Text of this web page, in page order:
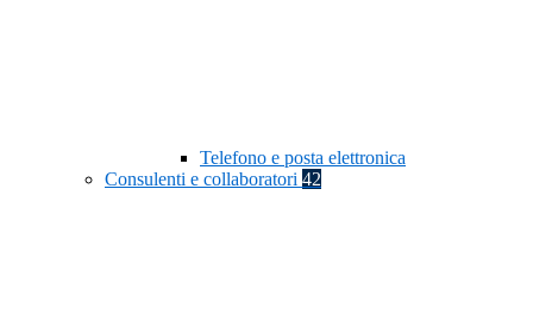
Telefono e posta elettronica
Consulenti e collaboratori 42